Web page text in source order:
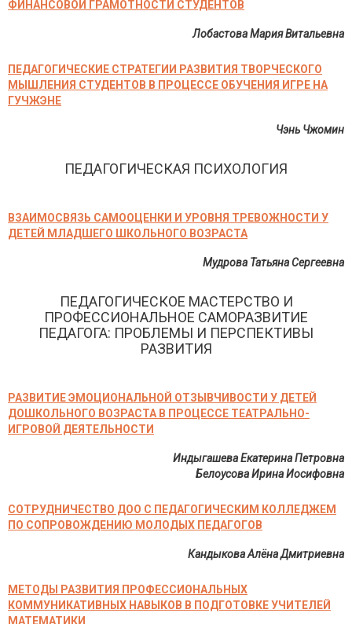
ФИНАНСОВОЙ ГРАМОТНОСТИ СТУДЕНТОВ
Лобастова Мария Витальевна
ПЕДАГОГИЧЕСКИЕ СТРАТЕГИИ РАЗВИТИЯ ТВОРЧЕСКОГО
МЫШЛЕНИЯ СТУДЕНТОВ В ПРОЦЕССЕ ОБУЧЕНИЯ ИГРЕ НА
ГУЧЖЭНЕ
Чэнь Чжомин
ПЕДАГОГИЧЕСКАЯ ПСИХОЛОГИЯ
ВЗАИМОСВЯЗЬ САМООЦЕНКИ И УРОВНЯ ТРЕВОЖНОСТИ У
ДЕТЕЙ МЛАДШЕГО ШКОЛЬНОГО ВОЗРАСТА
Мудрова Татьяна Сергеевна
ПЕДАГОГИЧЕСКОЕ МАСТЕРСТВО И
ПРОФЕССИОНАЛЬНОЕ САМОРАЗВИТИЕ
ПЕДАГОГА: ПРОБЛЕМЫ И ПЕРСПЕКТИВЫ
РАЗВИТИЯ
РАЗВИТИЕ ЭМОЦИОНАЛЬНОЙ ОТЗЫВЧИВОСТИ У ДЕТЕЙ
ДОШКОЛЬНОГО ВОЗРАСТА В ПРОЦЕССЕ ТЕАТРАЛЬНО-
ИГРОВОЙ ДЕЯТЕЛЬНОСТИ
Индыгашева Екатерина Петровна
Белоусова Ирина Иосифовна
СОТРУДНИЧЕСТВО ДОО С ПЕДАГОГИЧЕСКИМ КОЛЛЕДЖЕМ
ПО СОПРОВОЖДЕНИЮ МОЛОДЫХ ПЕДАГОГОВ
Кандыкова Алёна Дмитриевна
МЕТОДЫ РАЗВИТИЯ ПРОФЕССИОНАЛЬНЫХ
КОММУНИКАТИВНЫХ НАВЫКОВ В ПОДГОТОВКЕ УЧИТЕЛЕЙ
МАТЕМАТИКИ